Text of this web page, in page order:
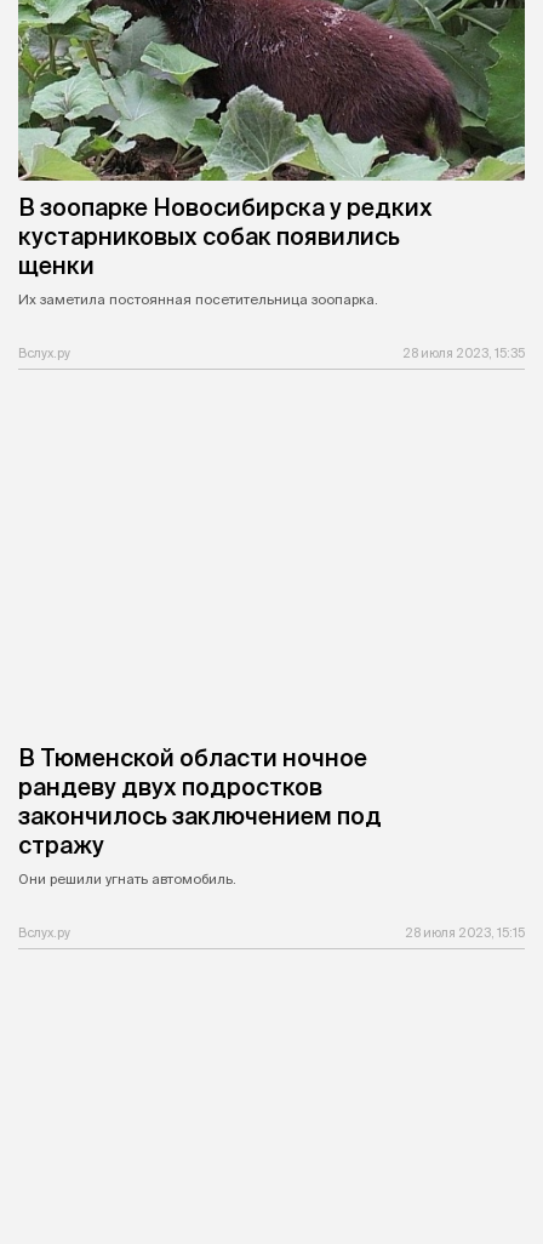
В зоопарке Новосибирска у редких
кустарниковых собак появились
щенки
Их заметила постоянная посетительница зоопарка.
Вслух.ру 28 июля 2023, 15:35
В Тюменской области ночное
рандеву двух подростков
закончилось заключением под
стражу
Они решили угнать автомобиль.
Вслух.ру 28 июля 2023, 15:15